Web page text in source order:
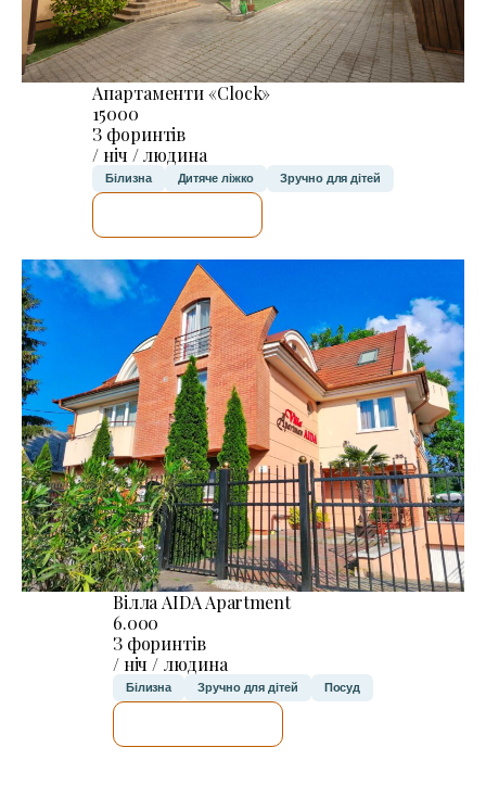
Апартаменти «Clock»
15000
З форинтів
/ ніч / людина
Білизна Дитяче ліжко Зручно для дітей
Вілла AIDA Apartment
6.000
З форинтів
/ ніч / людина
Білизна Зручно для дітей Посуд